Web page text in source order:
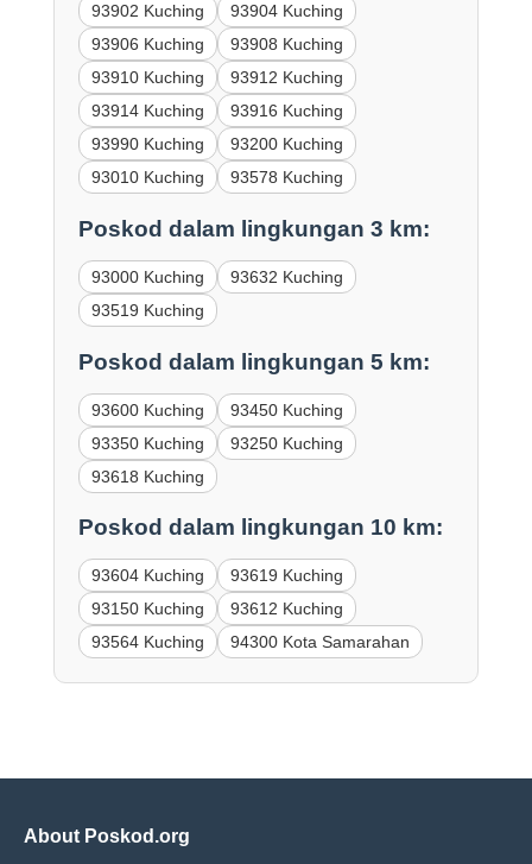
93902 Kuching
93904 Kuching
93906 Kuching
93908 Kuching
93910 Kuching
93912 Kuching
93914 Kuching
93916 Kuching
93990 Kuching
93200 Kuching
93010 Kuching
93578 Kuching
Poskod dalam lingkungan 3 km:
93000 Kuching
93632 Kuching
93519 Kuching
Poskod dalam lingkungan 5 km:
93600 Kuching
93450 Kuching
93350 Kuching
93250 Kuching
93618 Kuching
Poskod dalam lingkungan 10 km:
93604 Kuching
93619 Kuching
93150 Kuching
93612 Kuching
93564 Kuching
94300 Kota Samarahan
About Poskod.org